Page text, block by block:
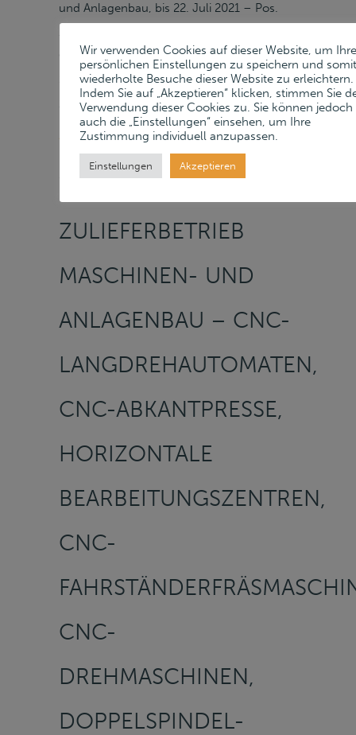
und Anlagenbau, bis 22. Juli 2021 – Pos.
Online Auction Mechanical Engineering
Subcontractor , until July 22, 2021 – Lot
148: 1 Horizontal machining center
Read more →
Von unten nach oben
ZULIEFERBETRIEB
MASCHINEN- UND
ANLAGENBAU – CNC-
LANGDREHAUTOMATEN,
CNC-ABKANTPRESSE,
HORIZONTALE
BEARBEITUNGSZENTREN,
CNC-
CNC-
DREHMASCHINEN,
DOPPELSPINDEL-
Wir verwenden Cookies auf dieser Website, um Ihre
persönlichen Einstellungen zu speichern und somit
wiederholte Besuche dieser Website zu erleichtern.
Indem Sie auf „Akzeptieren“ klicken, stimmen Sie
Verwendung dieser Cookies zu. Sie können jedoch
auch die „Einstellungen“ einsehen, um Ihre
Zustimmung individuell anzupassen.
Einstellungen Akzeptieren